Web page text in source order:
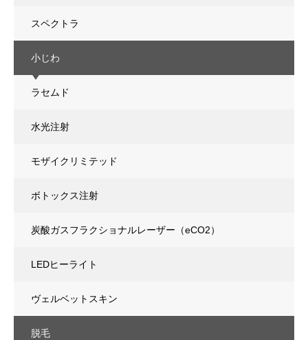
スペクトラ
小じわ
ラセムド
水光注射
モザイクリミテッド
ボトックス注射
炭酸ガスフラクショナルレーザー（eCO2）
LEDヒーライト
ヴェルベットスキン
脱毛